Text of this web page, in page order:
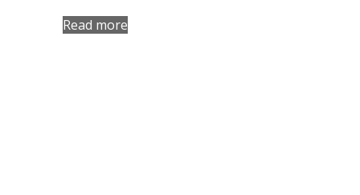
Read more